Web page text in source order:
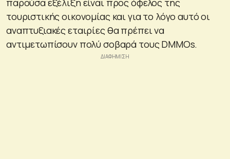
τουριστικής οικονομίας και για το λόγο αυτό οι
αναπτυξιακές εταιρίες θα πρέπει να
αντιμετωπίσουν πολύ σοβαρά τους DΜMOs.